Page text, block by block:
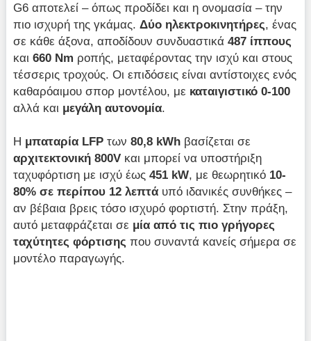
G6 αποτελεί – όπως προδίδει και η ονομασία – την
πιο ισχυρή της γκάμας. Δύο ηλεκτροκινητήρες , ένας
σε κάθε άξονα, αποδίδουν συνδυαστικά487 ίππους
και660 Nm ροπής, μεταφέροντας την ισχύ και στους
τέσσερις τροχούς. Οι επιδόσεις είναι αντίστοιχες ενός
καθαρόαιμου σπορ μοντέλου, με καταιγιστικό 0-100
αλλά και μεγάλη αυτονομία
Η μπαταρία LFPτων80,8 kWh βασίζεται σε
αρχιτεκτονική 800V και μπορεί να υποστήριξη
ταχυφόρτιση με ισχύ έως451 kW , με θεωρητικό 10-
80% σε περίπου 12 λεπτά υπό ιδανικές συνθήκες –
αν βέβαια βρεις τόσο ισχυρό φορτιστή. Στην πράξη,
αυτό μεταφράζεται σε μία από τις πιο γρήγορες
ταχύτητες φόρτισης που συναντά κανείς σήμερα σε
μοντέλο παραγωγής.